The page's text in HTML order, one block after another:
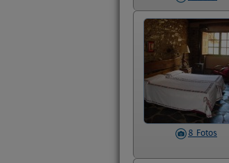
8 Fotos